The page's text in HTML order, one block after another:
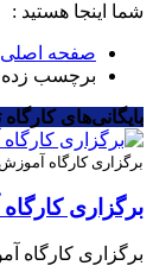
شما اینجا هستید :
صفحه اصلی
برچسب زده
بایگانی‌های کارگاه
برگزاری کارگاه آموزش
برگزاری
برگزاری کارگاه